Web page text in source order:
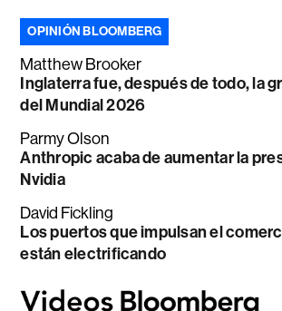
OPINIÓN BLOOMBERG
Matthew Brooker
Inglaterra fue, después de todo, la
del Mundial 2026
Parmy Olson
Anthropic acaba de aumentar la
Nvidia
David Fickling
Los puertos que impulsan el
están electrificando